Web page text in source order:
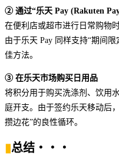
② 通过“乐天 Pay (Rakuten
在便利店或超市进行日常购物
由于乐天 Pay 同样支持“期间
佳方法。
③ 在乐天市场购买日用品
将积分用于购买洗涤剂、饮用
庭开支。由于签约乐天移动后
攒边花”的良性循环。
▮总结 ・・・